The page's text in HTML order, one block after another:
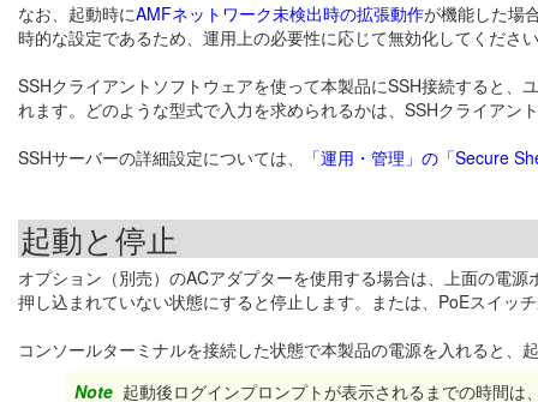
なお、起動時にAMFネットワーク未検出時の拡張動作が機能した場
時的な設定であるため、運用上の必要性に応じて無効化してくださ
SSHクライアントソフトウェアを使って本製品にSSH接続すると
れます。どのような型式で入力を求められるかは、SSHクライアン
SSHサーバーの詳細設定については、
「運用・管理」の「Secure
起動と停止
オプション（別売）のACアダプターを使用する場合は、上面の電
押し込まれていない状態にすると停止します。または、PoEスイッ
コンソールターミナルを接続した状態で本製品の電源を入れると
Note 起動後ログインプロンプトが表示されるまでの時間